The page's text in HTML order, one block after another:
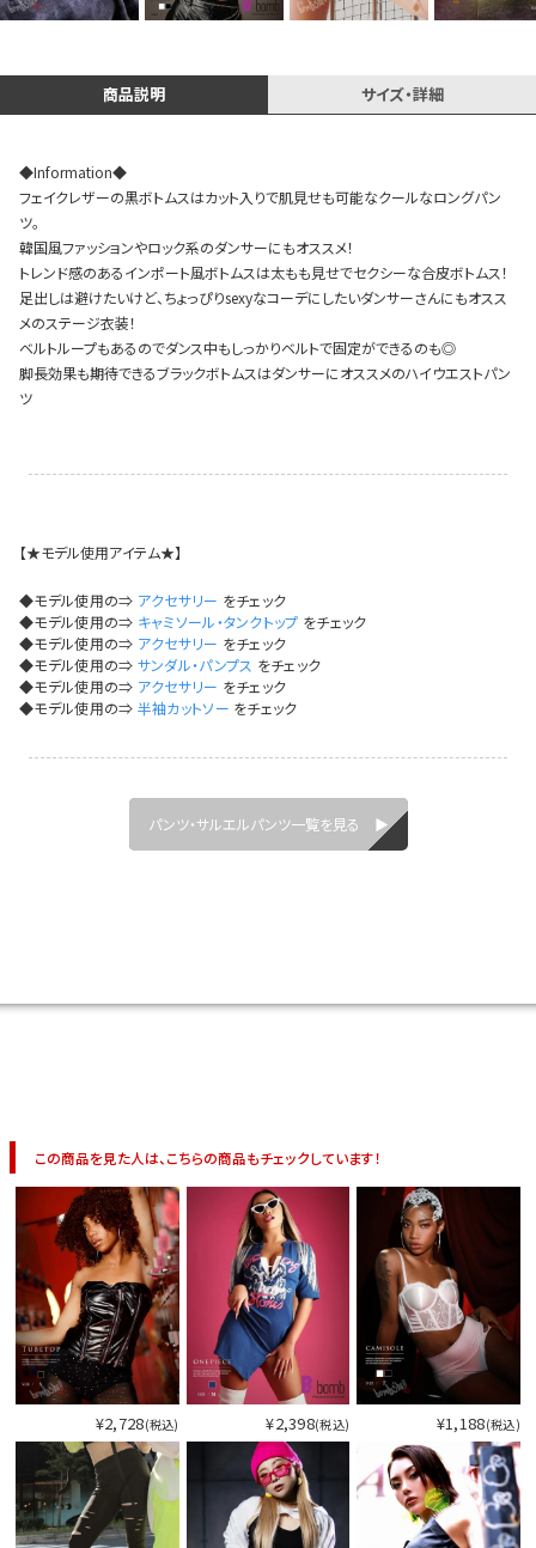
スタッフコーディネート
今活
商品説明 サイズ・詳細
◆Information◆
フェイクレザーの黒ボトムスはカット入りで肌見せも可能なクールなロングパン
ツ。
韓国風ファッションやロック系のダンサーにもオススメ！
トレンド感のあるインポート風ボトムスは太もも見せでセクシーな合皮ボトムス！
足出しは避けたいけど、ちょっぴりsexyなコーデにしたいダンサーさんにもオスス
メのステージ衣装！
ベルトループもあるのでダンス中もしっかりベルトで固定ができるのも◎
脚長効果も期待できるブラックボトムスはダンサーにオススメのハイウエストパン
ツ
【★モデル使用アイテム★】
◆モデル使用の⇒ アクセサリー をチェック
◆モデル使用の⇒ キャミソール・タンクトップ をチェック
◆モデル使用の⇒ アクセサリー をチェック
◆モデル使用の⇒ サンダル・パンプス をチェック
◆モデル使用の⇒ アクセサリー をチェック
◆モデル使用の⇒ 半袖カットソー をチェック
パンツ・サルエルパンツ一覧を見る ▶
この商品を見た人は、こちらの商品もチェックしています！
¥2,728(税込) ¥2,398(税込) ¥1,188(税込)